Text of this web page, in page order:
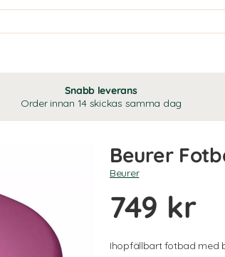
Snabb leverans
Order innan 14 skickas samma dag
Beurer
Beurer
749 kr
Ihopfällbart fotbad med